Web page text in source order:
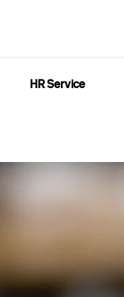
HR Service